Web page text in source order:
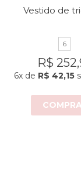
Vestido de
6
R$
6x de R$ 42,15